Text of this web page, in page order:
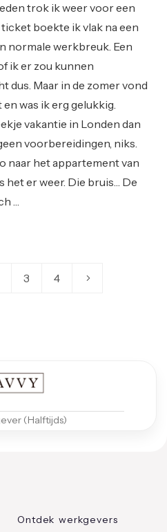
trok ik weer voor een
boekte ik vlak na een
normale werkbreuk. Een
ik er zou kunnen
dus. Maar in de zomer vond
was ik erg gelukkig.
vakantie in Londen dan
voorbereidingen, niks.
naar het appartement van
het er weer. Die bruis… De
…
3 4
(Halftijds)
Ontdek werkgevers